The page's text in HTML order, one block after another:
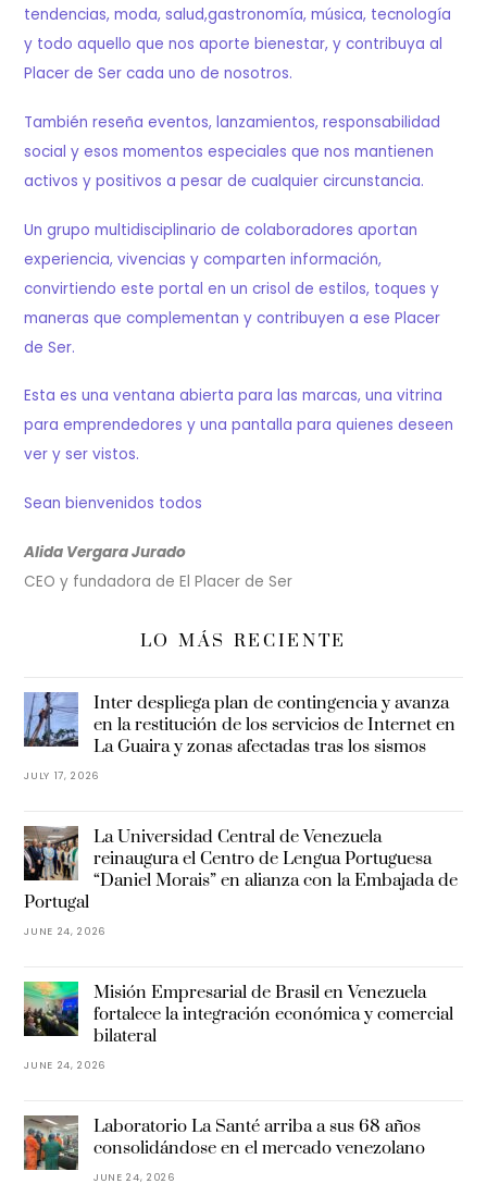
tendencias, moda, salud,gastronomía, música, tecnología
y todo aquello que nos aporte bienestar, y contribuya al
Placer de Ser cada uno de nosotros.
También reseña eventos, lanzamientos, responsabilidad
social y esos momentos especiales que nos mantienen
activos y positivos a pesar de cualquier circunstancia.
Un grupo multidisciplinario de colaboradores aportan
experiencia, vivencias y comparten información,
convirtiendo este portal en un crisol de estilos, toques y
maneras que complementan y contribuyen a ese Placer
de Ser.
Esta es una ventana abierta para las marcas, una vitrina
para emprendedores y una pantalla para quienes deseen
ver y ser vistos.
Sean bienvenidos todos
Alida Vergara Jurado
CEO y fundadora de El Placer de Ser
LO MÁS RECIENTE
Inter despliega plan de contingencia y avanza
en la restitución de los servicios de Internet en
La Guaira y zonas afectadas tras los sismos
JULY 17, 2026
La Universidad Central de Venezuela
reinaugura el Centro de Lengua Portuguesa
“Daniel Morais” en alianza con la Embajada de
Portugal
JUNE 24, 2026
Misión Empresarial de Brasil en Venezuela
fortalece la integración económica y comercial
bilateral
JUNE 24, 2026
Laboratorio La Santé arriba a sus 68 años
consolidándose en el mercado venezolano
JUNE 24, 2026